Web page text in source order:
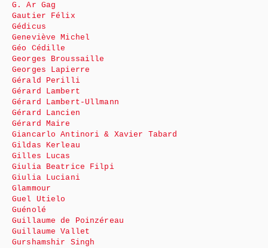
G. Ar Gag
Gautier Félix
Gédicus
Geneviève Michel
Géo Cédille
Georges Broussaille
Georges Lapierre
Gérald Perilli
Gérard Lambert
Gérard Lambert-Ullmann
Gérard Lancien
Gérard Maire
Giancarlo Antinori & Xavier Tabard
Gildas Kerleau
Gilles Lucas
Giulia Beatrice Filpi
Giulia Luciani
Glammour
Guel Utielo
Guénolé
Guillaume de Poinzéreau
Guillaume Vallet
Gurshamshir Singh